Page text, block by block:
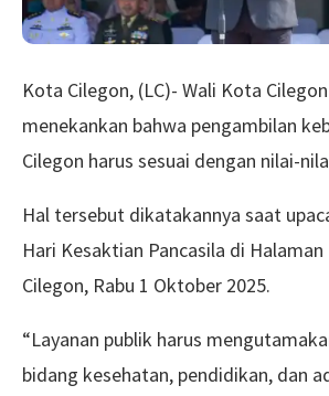
Kota Cilegon, (LC)- Wali Kota
menekankan bahwa pengambilan
Cilegon harus sesuai dengan nilai-
Hal tersebut dikatakannya saat
Hari Kesaktian Pancasila di
Cilegon, Rabu 1 Oktober 2025.
“Layanan publik harus
bidang kesehatan, pendidikan, dan